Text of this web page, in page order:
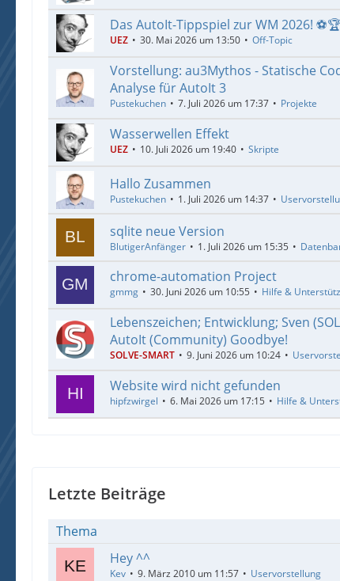
Das AutoIt-Tippspiel zur WM 2026! ⚽🏆
UEZ 30. Mai 2026 um 13:50 Off-Topic
Vorstellung: au3Mythos - Statische
Analyse für AutoIt 3
Pustekuchen 7. Juli 2026 um 17:37 Projekte
Wasserwellen Effekt
UEZ 10. Juli 2026 um 19:40 Skripte
Hallo Zusammen
Pustekuchen 1. Juli 2026 um 14:37
sqlite neue Version
BlutigerAnfänger 1. Juli 2026 um 15:35
chrome-automation Project
gmmg 30. Juni 2026 um 10:55 Hilfe &
Lebenszeichen; Entwicklung; Sven
AutoIt (Community) Goodbye!
SOLVE-SMART 9. Juni 2026 um 10:24
Website wird nicht gefunden
hipfzwirgel 6. Mai 2026 um 17:15 Hilfe &
Letzte Beiträge
Thema
Hey ^^
Kev 9. März 2010 um 11:57 Uservorstellung